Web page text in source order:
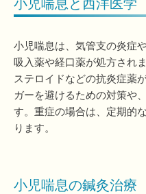
小児喘息と西洋医学
小児喘息は、気管支の炎症
吸入薬や経口薬が処方され
ステロイドなどの抗炎症薬
ガーを避けるための対策や
す。重症の場合は、定期的
ります。
小児喘息の鍼灸治療